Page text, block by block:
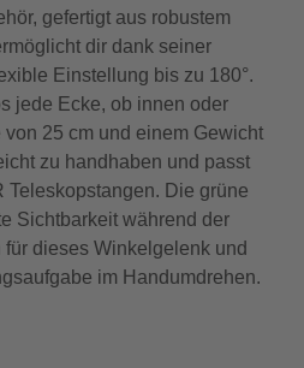
gefertigt aus robustem
dir dank seiner
Einstellung bis zu 180°.
jede Ecke, ob innen oder
25 cm und einem Gewicht
zu handhaben und passt
Teleskopstangen. Die grüne
Sichtbarkeit während der
dieses Winkelgelenk und
im Handumdrehen.